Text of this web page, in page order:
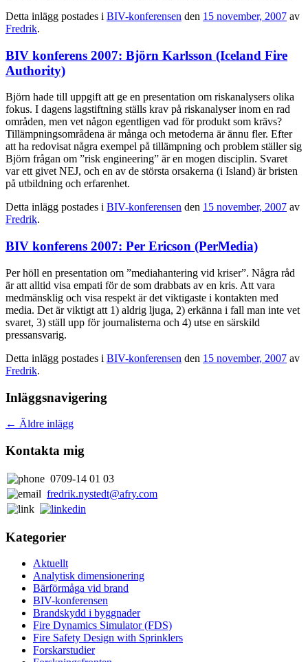
Detta inlägg postades i BIV-konferensen den 15 november, 2007 av
Fredrik.
BIV konferens 2007: Björn Karlsson (Iceland Fire
Authority)
Björn hade till uppgift att ge en presentation om riskanalysers olika
fokus. I dagens lagstiftning ställs krav på riskanalyser inom en rad
områden, men vet någon egentligen vad för produkt som krävs?
Tillämpningsområdena är många och metoderna är ännu fler. Efter
att ha redovisat några exempel på tillämpning och problem ställer sig
Björn frågan om ”risk engineering” är en mogen disciplin. Svaret
var ett givet NEJ, och en av de största orsakerna (i Island) är bristen
på utbildning och erfarenhet.
Detta inlägg postades i BIV-konferensen den 15 november, 2007 av
Fredrik.
BIV konferens 2007: Per Ericson (PerMedia)
Per höll en presentation om ”mediahantering vid kriser”. Några råd
är att alltid visa empati för de som drabbats av en kris. Att vara
medmänsklig och visa respekt är det viktigaste i kontakten med
media. Det är viktigt att 1) aldrig ljuga, 2) erkänna i fall man inte vet
svaret, 3) ställ upp för journalisterna och 4) utse en särskild
pressansvarig.
Detta inlägg postades i BIV-konferensen den 15 november, 2007 av
Fredrik.
Inläggsnavigering
← Äldre inlägg
Kontakta mig
0709-14 01 03
fredrik.nystedt@afry.com
Kategorier
Aktuellt
Analytisk dimensionering
Bärförmåga vid brand
BIV-konferensen
Brandskydd i byggnader
Fire Dynamics Simulator (FDS)
Fire Safety Design with Sprinklers
Forskarstudier